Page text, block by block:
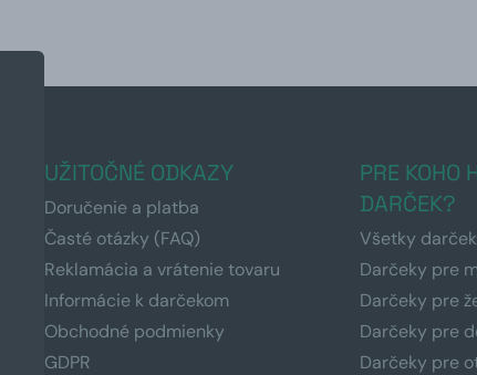
UŽITOČNÉ ODKAZY
Doručenie a platba
Časté otázky (FAQ)
Reklamácia a vrátenie tovaru
Informácie k darčekom
Obchodné podmienky
GDPR
PRE KOHO
DARČEK?
Všetky
Darčeky pre
Darčeky pre
Darčeky pre
Darčeky pre